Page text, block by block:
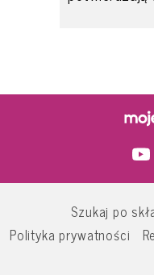
Szukaj po
Polityka prywatności